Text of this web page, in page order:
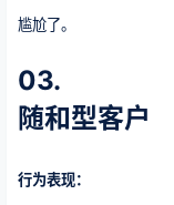
尴尬了。
03.
随和型客户
行为表现：